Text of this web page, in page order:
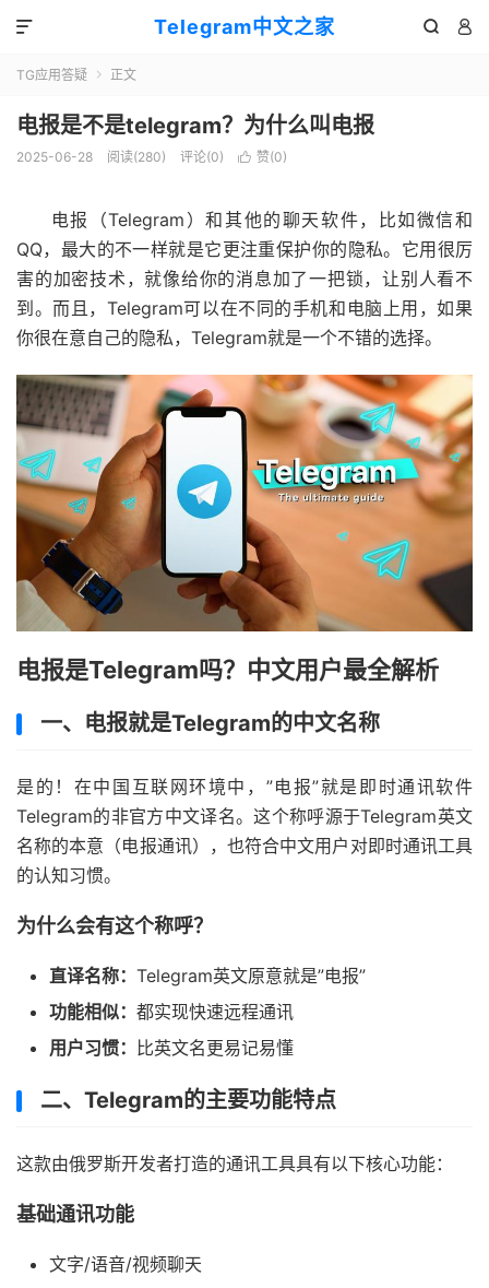
Telegram中文之家  

TG应用答疑  正文
电报是不是telegram？为什么叫电报
2025-06-28 阅读(280) 评论(0)  赞(0)
电报（Telegram）和其他的聊天软件，比如微信和
QQ，最大的不一样就是它更注重保护你的隐私。它用很厉
害的加密技术，就像给你的消息加了一把锁，让别人看不
到。而且，Telegram可以在不同的手机和电脑上用，如果
你很在意自己的隐私，Telegram就是一个不错的选择。
电报是Telegram吗？中文用户最全解析
一、电报就是Telegram的中文名称
是的！在中国互联网环境中，”电报”就是即时通讯软件
Telegram的非官方中文译名。这个称呼源于Telegram英文
名称的本意（电报通讯），也符合中文用户对即时通讯工具
的认知习惯。
为什么会有这个称呼？
直译名称： Telegram英文原意就是”电报”
功能相似： 都实现快速远程通讯
用户习惯：
比英文名更易记易懂
二、Telegram的主要功能特点
这款由俄罗斯开发者打造的通讯工具具有以下核心功能：
基础通讯功能
文字/语音/视频聊天